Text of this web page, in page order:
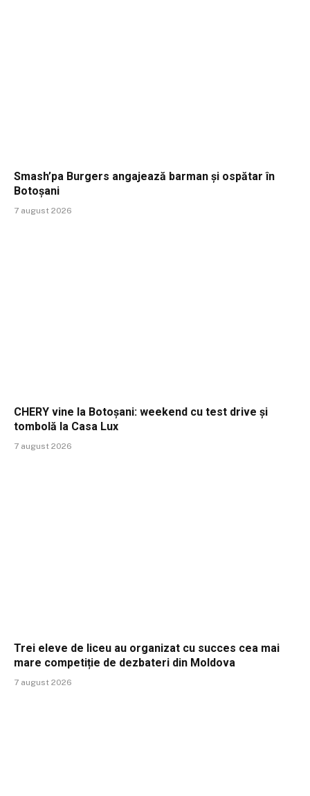
Smash’pa Burgers angajează barman și ospătar în
Botoșani
7 august 2026
CHERY vine la Botoșani: weekend cu test drive și
tombolă la Casa Lux
7 august 2026
Trei eleve de liceu au organizat cu succes cea mai
mare competiție de dezbateri din Moldova
7 august 2026